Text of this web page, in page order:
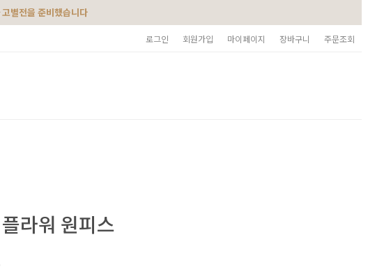
별전을 준비했습니다
로그인 회원가입 마이페이지 장바구니 주문조회
라워 원피스